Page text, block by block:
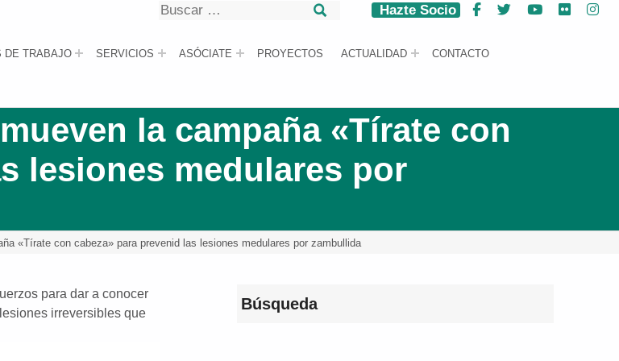
DE TRABAJO SERVICIOS ASÓCIATE PROYECTOS ACTUALIDAD CONTACTO
Buscar
Hazte Socio Facebook
Twitter YouTube
Flickr
la campaña «Tírate con
lesiones medulares por
«Tírate con cabeza» para prevenid las lesiones medulares por zambullida
para dar a conocer
irreversibles que
Búsqueda